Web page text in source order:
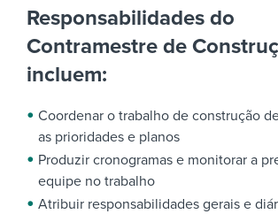
Responsabilidades do
Contramestre de
incluem:
Coordenar o trabalho de construção
as prioridades e planos
Produzir cronogramas e monitorar a
equipe no trabalho
Atribuir responsabilidades gerais e